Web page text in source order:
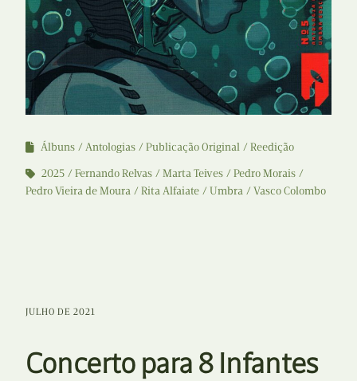
Álbuns Antologias Publicação Original
Reedição
2025
Fernando Relvas Marta Teives
Pedro Morais
Pedro Vieira de Moura
Rita Alfaiate Umbra Vasco Colombo
JULHO DE 2021
Concerto para 8 Infantes